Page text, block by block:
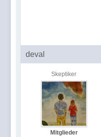
deval
Skeptiker
Mitglieder